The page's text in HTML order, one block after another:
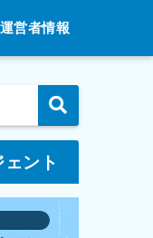
運営者情報
ント